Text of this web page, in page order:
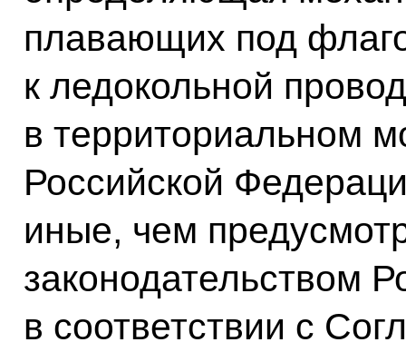
плавающих под
к ледокольной
в территориальном
Российской
иные, чем
законодательством
в соответствии с